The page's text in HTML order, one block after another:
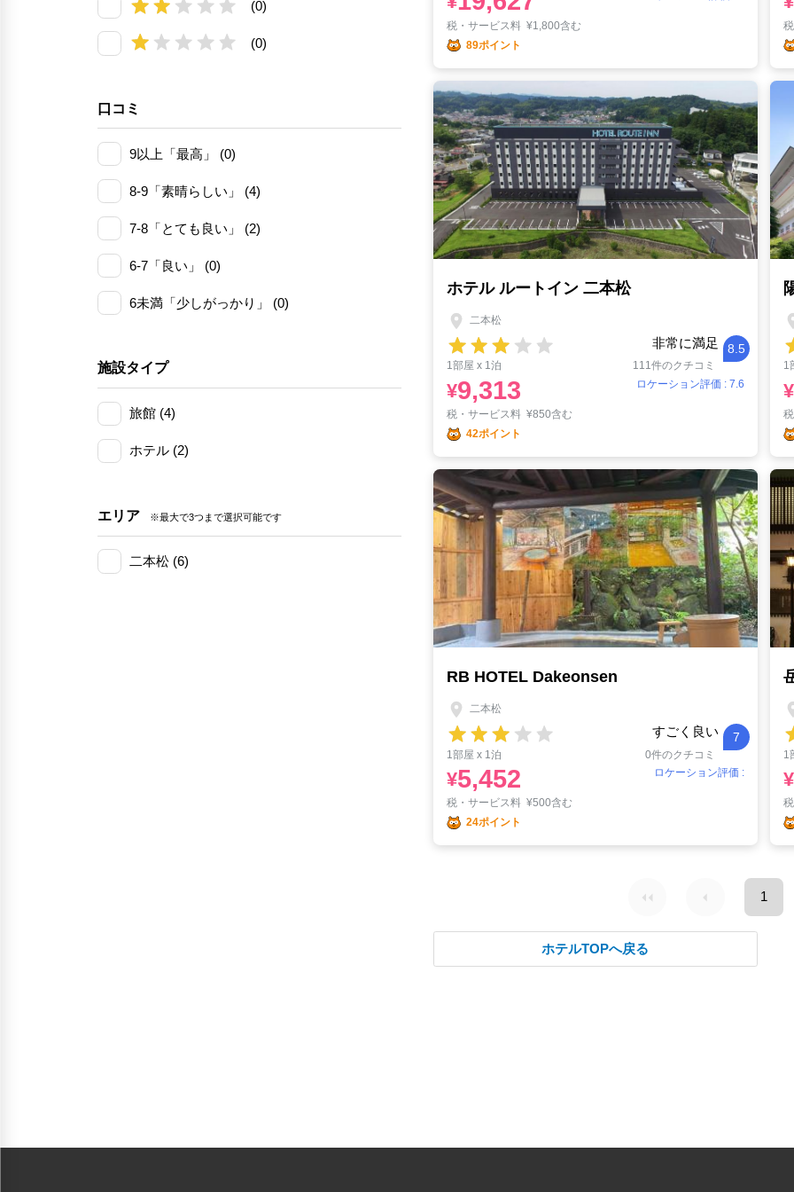
(0)
(0)
口コミ
9以上「最高」 (0)
8-9「素晴らしい」 (4)
7-8「とても良い」 (2)
6-7「良い」 (0)
6未満「少しがっかり」 (0)
施設タイプ
旅館 (4)
ホテル (2)
エリア ※最大で3つまで選択可能です
二本松 (6)
税・サービス料 ¥1,800含む
89ポイント
ホテル ルートイン 二本松
二本松
非常に満足 8.5
1部屋 x 1泊
111件のクチコミ
ロケーション評価 : 7.6
¥9,313
税・サービス料 ¥850含む
42ポイント
1
¥
RB HOTEL Dakeonsen
二本松
すごく良い 7
1部屋 x 1泊
0件のクチコミ
ロケーション評価 :
¥5,452
税・サービス料 ¥500含む
24ポイント
1
¥
1
ホテルTOPへ戻る